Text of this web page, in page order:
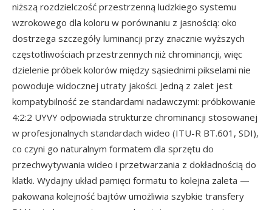
niższą rozdzielczość przestrzenną ludzkiego systemu
wzrokowego dla koloru w porównaniu z jasnością: oko
dostrzega szczegóły luminancji przy znacznie wyższych
częstotliwościach przestrzennych niż chrominancji, więc
dzielenie próbek kolorów między sąsiednimi pikselami nie
powoduje widocznej utraty jakości. Jedną z zalet jest
kompatybilność ze standardami nadawczymi: próbkowanie
4:2:2 UYVY odpowiada strukturze chrominancji stosowanej
w profesjonalnych standardach wideo (ITU-R BT.601, SDI),
co czyni go naturalnym formatem dla sprzętu do
przechwytywania wideo i przetwarzania z dokładnością do
klatki. Wydajny układ pamięci formatu to kolejna zaleta —
pakowana kolejność bajtów umożliwia szybkie transfery